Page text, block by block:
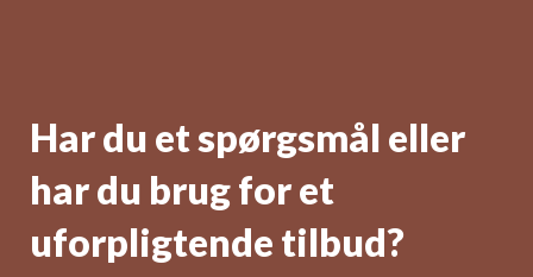
Har du et spørgsmål eller
har du brug for et
uforpligtende tilbud?